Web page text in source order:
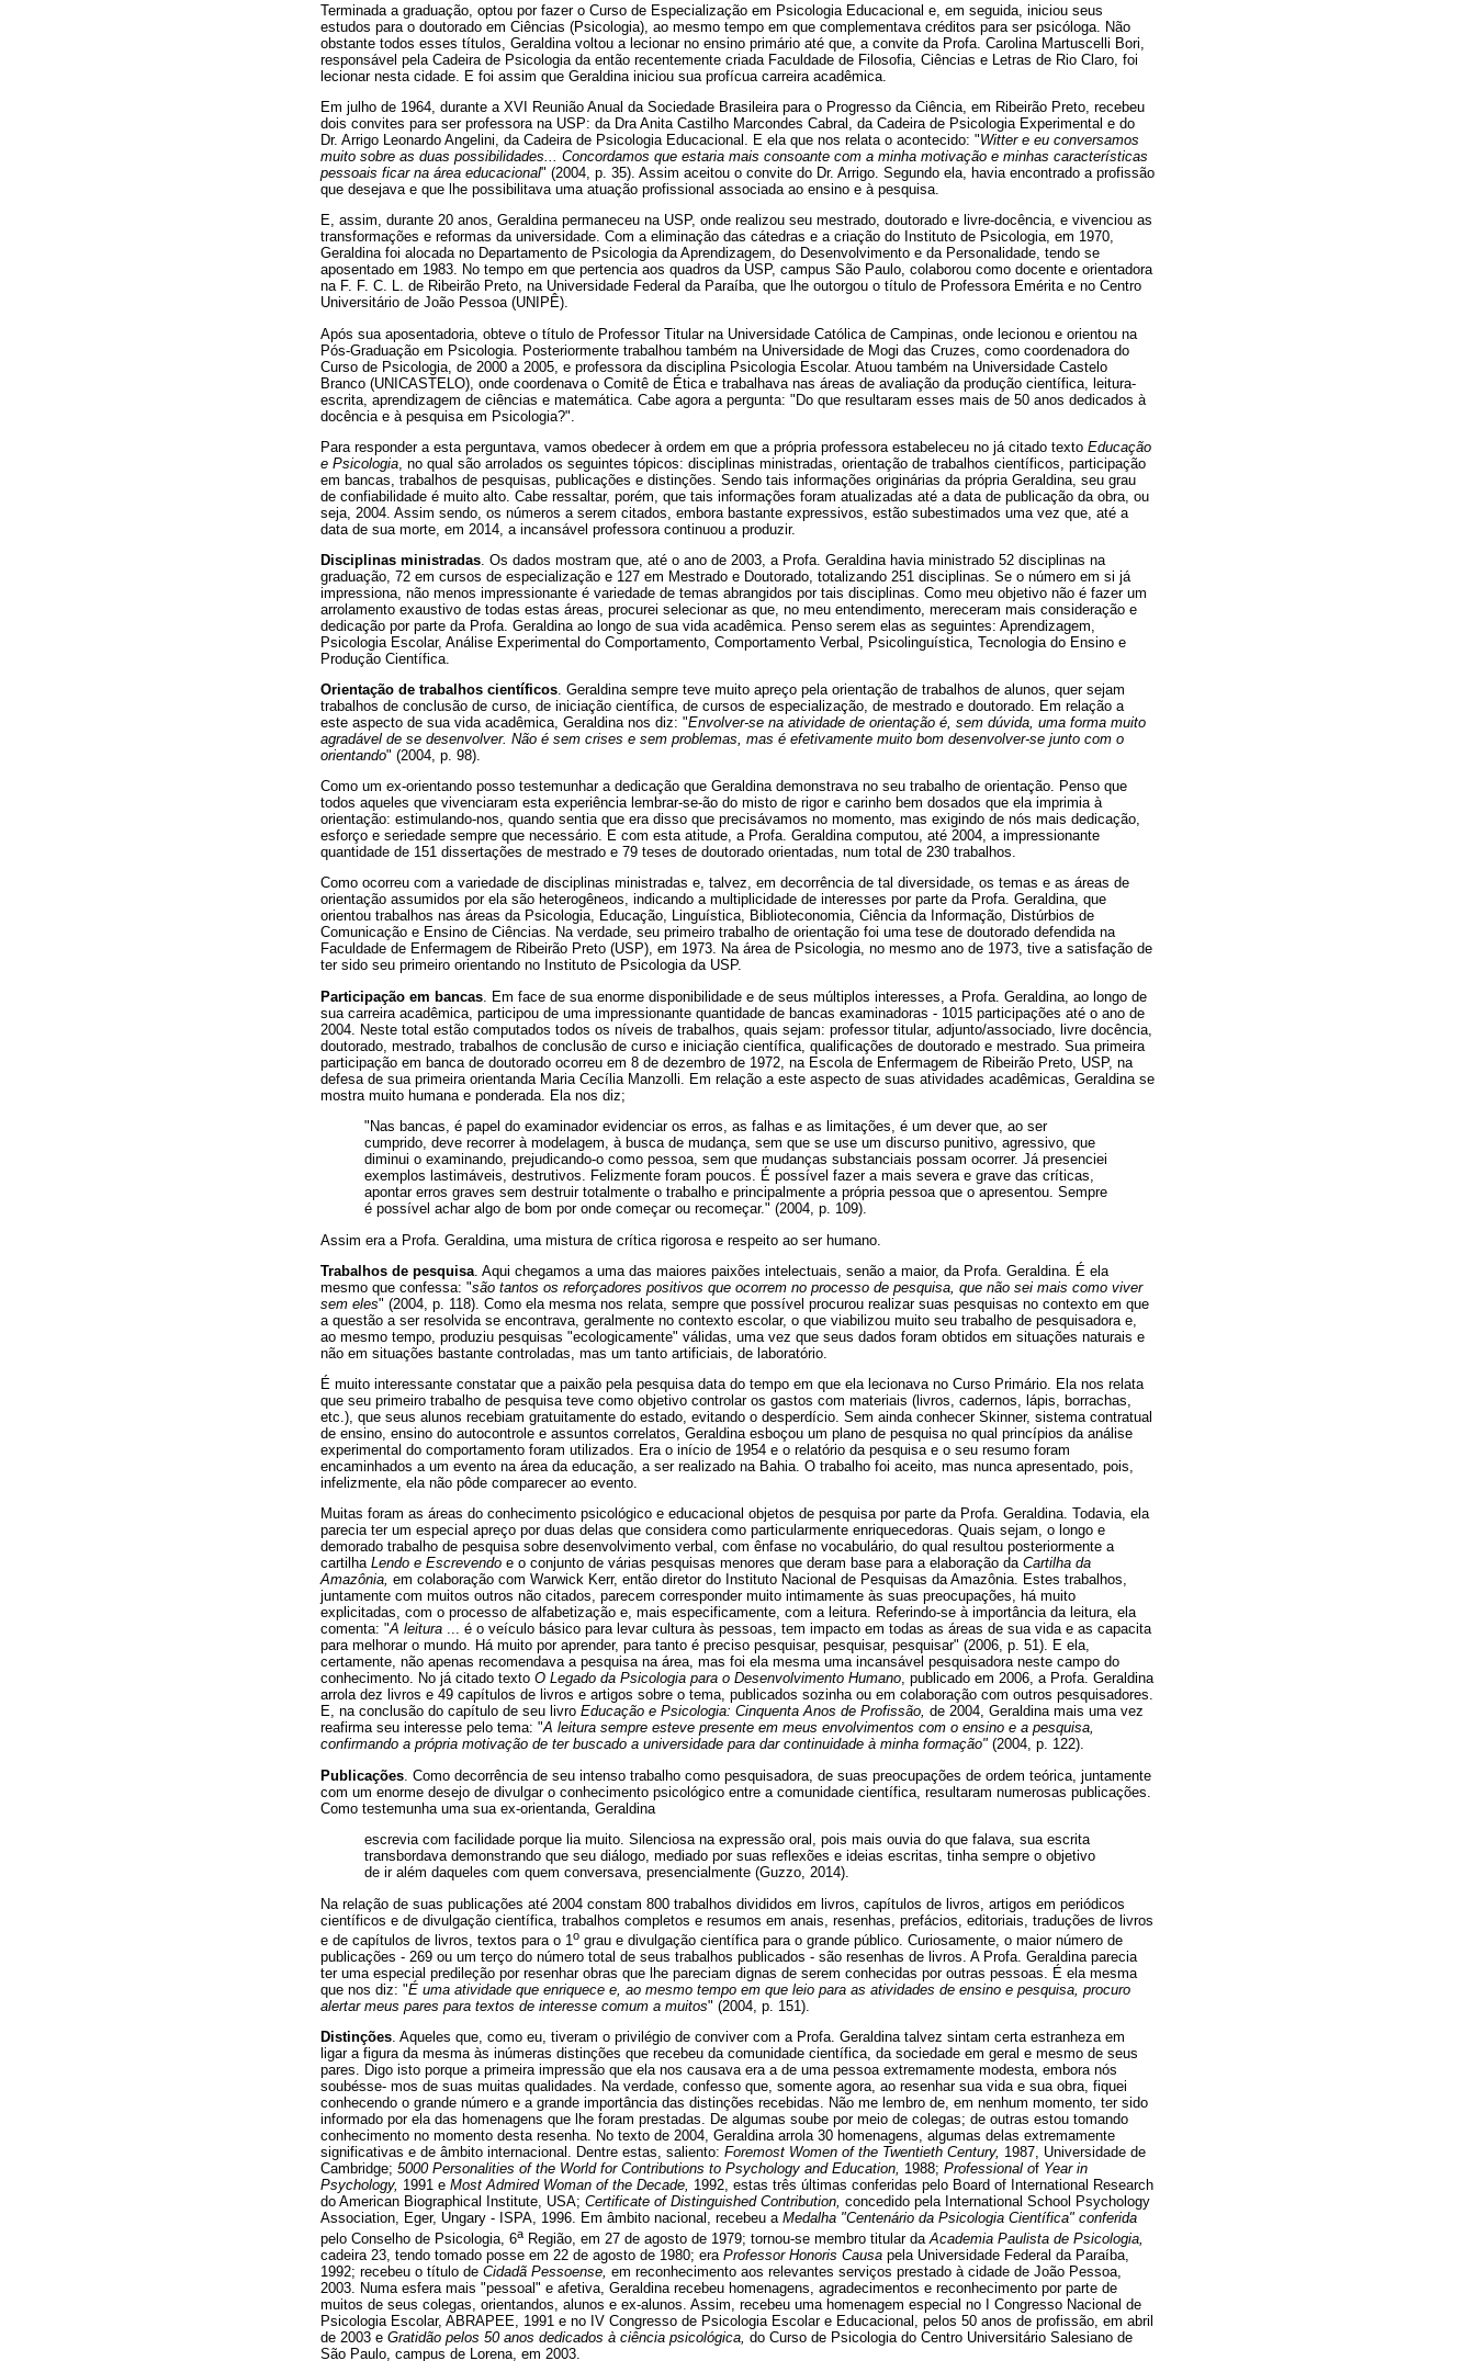
Terminada a graduação, optou por fazer o Curso de Especialização em Psicologia Educacional e, em seguida, iniciou seus
estudos para o doutorado em Ciências (Psicologia), ao mesmo tempo em que complementava créditos para ser psicóloga. Não
obstante todos esses títulos, Geraldina voltou a lecionar no ensino primário até que, a convite da Profa. Carolina Martuscelli Bori,
responsável pela Cadeira de Psicologia da então recentemente criada Faculdade de Filosofia, Ciências e Letras de Rio Claro, foi
lecionar nesta cidade. E foi assim que Geraldina iniciou sua profícua carreira acadêmica.
Em julho de 1964, durante a XVI Reunião Anual da Sociedade Brasileira para o Progresso da Ciência, em Ribeirão Preto, recebeu
dois convites para ser professora na USP: da Dra Anita Castilho Marcondes Cabral, da Cadeira de Psicologia Experimental e do
Dr. Arrigo Leonardo Angelini, da Cadeira de Psicologia Educacional. E ela que nos relata o acontecido: "Witter e eu conversamos
muito sobre as duas possibilidades... Concordamos que estaria mais consoante com a minha motivação e minhas características
pessoais ficar na área educacional" (2004, p. 35). Assim aceitou o convite do Dr. Arrigo. Segundo ela, havia encontrado a profissão
que desejava e que lhe possibilitava uma atuação profissional associada ao ensino e à pesquisa.
E, assim, durante 20 anos, Geraldina permaneceu na USP, onde realizou seu mestrado, doutorado e livre-docência, e vivenciou as
transformações e reformas da universidade. Com a eliminação das cátedras e a criação do Instituto de Psicologia, em 1970,
Geraldina foi alocada no Departamento de Psicologia da Aprendizagem, do Desenvolvimento e da Personalidade, tendo se
aposentado em 1983. No tempo em que pertencia aos quadros da USP, campus São Paulo, colaborou como docente e orientadora
na F. F. C. L. de Ribeirão Preto, na Universidade Federal da Paraíba, que lhe outorgou o título de Professora Emérita e no Centro
Universitário de João Pessoa (UNIPÊ).
Após sua aposentadoria, obteve o título de Professor Titular na Universidade Católica de Campinas, onde lecionou e orientou na
Pós-Graduação em Psicologia. Posteriormente trabalhou também na Universidade de Mogi das Cruzes, como coordenadora do
Curso de Psicologia, de 2000 a 2005, e professora da disciplina Psicologia Escolar. Atuou também na Universidade Castelo
Branco (UNICASTELO), onde coordenava o Comitê de Ética e trabalhava nas áreas de avaliação da produção científica, leitura-
escrita, aprendizagem de ciências e matemática. Cabe agora a pergunta: "Do que resultaram esses mais de 50 anos dedicados à
docência e à pesquisa em Psicologia?".
Para responder a esta perguntava, vamos obedecer à ordem em que a própria professora estabeleceu no já citado texto Educação
e Psicologia , no qual são arrolados os seguintes tópicos: disciplinas ministradas, orientação de trabalhos científicos, participação
em bancas, trabalhos de pesquisas, publicações e distinções. Sendo tais informações originárias da própria Geraldina, seu grau
de confiabilidade é muito alto. Cabe ressaltar, porém, que tais informações foram atualizadas até a data de publicação da obra, ou
seja, 2004. Assim sendo, os números a serem citados, embora bastante expressivos, estão subestimados uma vez que, até a
data de sua morte, em 2014, a incansável professora continuou a produzir.
Disciplinas ministradas . Os dados mostram que, até o ano de 2003, a Profa. Geraldina havia ministrado 52 disciplinas na
graduação, 72 em cursos de especialização e 127 em Mestrado e Doutorado, totalizando 251 disciplinas. Se o número em si já
impressiona, não menos impressionante é variedade de temas abrangidos por tais disciplinas. Como meu objetivo não é fazer um
arrolamento exaustivo de todas estas áreas, procurei selecionar as que, no meu entendimento, mereceram mais consideração e
dedicação por parte da Profa. Geraldina ao longo de sua vida acadêmica. Penso serem elas as seguintes: Aprendizagem,
Psicologia Escolar, Análise Experimental do Comportamento, Comportamento Verbal, Psicolinguística, Tecnologia do Ensino e
Produção Científica.
Orientação de trabalhos científicos. Geraldina sempre teve muito apreço pela orientação de trabalhos de alunos, quer sejam
trabalhos de conclusão de curso, de iniciação científica, de cursos de especialização, de mestrado e doutorado. Em relação a
este aspecto de sua vida acadêmica, Geraldina nos diz: "Envolver-se na atividade de orientação é, sem dúvida, uma forma muito
agradável de se desenvolver. Não é sem crises e sem problemas, mas é efetivamente muito bom desenvolver-se junto com o
orientando" (2004, p. 98).
Como um ex-orientando posso testemunhar a dedicação que Geraldina demonstrava no seu trabalho de orientação. Penso que
todos aqueles que vivenciaram esta experiência lembrar-se-ão do misto de rigor e carinho bem dosados que ela imprimia à
orientação: estimulando-nos, quando sentia que era disso que precisávamos no momento, mas exigindo de nós mais dedicação,
esforço e seriedade sempre que necessário. E com esta atitude, a Profa. Geraldina computou, até 2004, a impressionante
quantidade de 151 dissertações de mestrado e 79 teses de doutorado orientadas, num total de 230 trabalhos.
Como ocorreu com a variedade de disciplinas ministradas e, talvez, em decorrência de tal diversidade, os temas e as áreas de
orientação assumidos por ela são heterogêneos, indicando a multiplicidade de interesses por parte da Profa. Geraldina, que
orientou trabalhos nas áreas da Psicologia, Educação, Linguística, Biblioteconomia, Ciência da Informação, Distúrbios de
Comunicação e Ensino de Ciências. Na verdade, seu primeiro trabalho de orientação foi uma tese de doutorado defendida na
Faculdade de Enfermagem de Ribeirão Preto (USP), em 1973. Na área de Psicologia, no mesmo ano de 1973, tive a satisfação de
ter sido seu primeiro orientando no Instituto de Psicologia da USP.
Participação em bancas . Em face de sua enorme disponibilidade e de seus múltiplos interesses, a Profa. Geraldina, ao longo de
sua carreira acadêmica, participou de uma impressionante quantidade de bancas examinadoras - 1015 participações até o ano de
2004. Neste total estão computados todos os níveis de trabalhos, quais sejam: professor titular, adjunto/associado, livre docência,
doutorado, mestrado, trabalhos de conclusão de curso e iniciação científica, qualificações de doutorado e mestrado. Sua primeira
participação em banca de doutorado ocorreu em 8 de dezembro de 1972, na Escola de Enfermagem de Ribeirão Preto, USP, na
defesa de sua primeira orientanda Maria Cecília Manzolli. Em relação a este aspecto de suas atividades acadêmicas, Geraldina se
mostra muito humana e ponderada. Ela nos diz;
"Nas bancas, é papel do examinador evidenciar os erros, as falhas e as limitações, é um dever que, ao ser
cumprido, deve recorrer à modelagem, à busca de mudança, sem que se use um discurso punitivo, agressivo, que
diminui o examinando, prejudicando-o como pessoa, sem que mudanças substanciais possam ocorrer. Já presenciei
exemplos lastimáveis, destrutivos. Felizmente foram poucos. É possível fazer a mais severa e grave das críticas,
apontar erros graves sem destruir totalmente o trabalho e principalmente a própria pessoa que o apresentou. Sempre
é possível achar algo de bom por onde começar ou recomeçar." (2004, p. 109).
Assim era a Profa. Geraldina, uma mistura de crítica rigorosa e respeito ao ser humano.
Trabalhos de pesquisa. Aqui chegamos a uma das maiores paixões intelectuais, senão a maior, da Profa. Geraldina. É ela
mesmo que confessa: "são tantos os reforçadores positivos que ocorrem no processo de pesquisa, que não sei mais como viver
sem eles" (2004, p. 118). Como ela mesma nos relata, sempre que possível procurou realizar suas pesquisas no contexto em que
a questão a ser resolvida se encontrava, geralmente no contexto escolar, o que viabilizou muito seu trabalho de pesquisadora e,
ao mesmo tempo, produziu pesquisas "ecologicamente" válidas, uma vez que seus dados foram obtidos em situações naturais e
não em situações bastante controladas, mas um tanto artificiais, de laboratório.
É muito interessante constatar que a paixão pela pesquisa data do tempo em que ela lecionava no Curso Primário. Ela nos relata
que seu primeiro trabalho de pesquisa teve como objetivo controlar os gastos com materiais (livros, cadernos, lápis, borrachas,
etc.), que seus alunos recebiam gratuitamente do estado, evitando o desperdício. Sem ainda conhecer Skinner, sistema contratual
de ensino, ensino do autocontrole e assuntos correlatos, Geraldina esboçou um plano de pesquisa no qual princípios da análise
experimental do comportamento foram utilizados. Era o início de 1954 e o relatório da pesquisa e o seu resumo foram
encaminhados a um evento na área da educação, a ser realizado na Bahia. O trabalho foi aceito, mas nunca apresentado, pois,
infelizmente, ela não pôde comparecer ao evento.
Muitas foram as áreas do conhecimento psicológico e educacional objetos de pesquisa por parte da Profa. Geraldina. Todavia, ela
parecia ter um especial apreço por duas delas que considera como particularmente enriquecedoras. Quais sejam, o longo e
demorado trabalho de pesquisa sobre desenvolvimento verbal, com ênfase no vocabulário, do qual resultou posteriormente a
cartilha Lendo e Escrevendo e o conjunto de várias pesquisas menores que deram base para a elaboração da Cartilha da
Amazônia, em colaboração com Warwick Kerr, então diretor do Instituto Nacional de Pesquisas da Amazônia. Estes trabalhos,
juntamente com muitos outros não citados, parecem corresponder muito intimamente às suas preocupações, há muito
explicitadas, com o processo de alfabetização e, mais especificamente, com a leitura. Referindo-se à importância da leitura, ela
comenta: "A leitura ... é o veículo básico para levar cultura às pessoas, tem impacto em todas as áreas de sua vida e as capacita
para melhorar o mundo. Há muito por aprender, para tanto é preciso pesquisar, pesquisar, pesquisar" (2006, p. 51). E ela,
certamente, não apenas recomendava a pesquisa na área, mas foi ela mesma uma incansável pesquisadora neste campo do
conhecimento. No já citado texto O Legado da Psicologia para o Desenvolvimento Humano, publicado em 2006, a Profa. Geraldina
arrola dez livros e 49 capítulos de livros e artigos sobre o tema, publicados sozinha ou em colaboração com outros pesquisadores.
E, na conclusão do capítulo de seu livro Educação e Psicologia: Cinquenta Anos de Profissão, de 2004, Geraldina mais uma vez
reafirma seu interesse pelo tema: "A leitura sempre esteve presente em meus envolvimentos com o ensino e a pesquisa,
confirmando a própria motivação de ter buscado a universidade para dar continuidade à minha formação" (2004, p. 122).
Publicações . Como decorrência de seu intenso trabalho como pesquisadora, de suas preocupações de ordem teórica, juntamente
com um enorme desejo de divulgar o conhecimento psicológico entre a comunidade científica, resultaram numerosas publicações.
Como testemunha uma sua ex-orientanda, Geraldina
escrevia com facilidade porque lia muito. Silenciosa na expressão oral, pois mais ouvia do que falava, sua escrita
transbordava demonstrando que seu diálogo, mediado por suas reflexões e ideias escritas, tinha sempre o objetivo
de ir além daqueles com quem conversava, presencialmente (Guzzo, 2014).
Na relação de suas publicações até 2004 constam 800 trabalhos divididos em livros, capítulos de livros, artigos em periódicos
científicos e de divulgação científica, trabalhos completos e resumos em anais, resenhas, prefácios, editoriais, traduções de livros
e de capítulos de livros, textos para o 1o grau e divulgação científica para o grande público. Curiosamente, o maior número de
publicações - 269 ou um terço do número total de seus trabalhos publicados - são resenhas de livros. A Profa. Geraldina parecia
ter uma especial predileção por resenhar obras que lhe pareciam dignas de serem conhecidas por outras pessoas. É ela mesma
que nos diz: "É uma atividade que enriquece e, ao mesmo tempo em que leio para as atividades de ensino e pesquisa, procuro
alertar meus pares para textos de interesse comum a muitos" (2004, p. 151).
Distinções. Aqueles que, como eu, tiveram o privilégio de conviver com a Profa. Geraldina talvez sintam certa estranheza em
ligar a figura da mesma às inúmeras distinções que recebeu da comunidade científica, da sociedade em geral e mesmo de seus
pares. Digo isto porque a primeira impressão que ela nos causava era a de uma pessoa extremamente modesta, embora nós
soubésse- mos de suas muitas qualidades. Na verdade, confesso que, somente agora, ao resenhar sua vida e sua obra, fiquei
conhecendo o grande número e a grande importância das distinções recebidas. Não me lembro de, em nenhum momento, ter sido
informado por ela das homenagens que lhe foram prestadas. De algumas soube por meio de colegas; de outras estou tomando
conhecimento no momento desta resenha. No texto de 2004, Geraldina arrola 30 homenagens, algumas delas extremamente
significativas e de âmbito internacional. Dentre estas, saliento: Foremost Women of the Twentieth Century, 1987, Universidade de
Cambridge; 5000 Personalities of the World for Contributions to Psychology and Education, 1988; Professional of Year in
Psychology, 1991 e Most Admired Woman of the Decade, 1992, estas três últimas conferidas pelo Board of International Research
do American Biographical Institute, USA; Certificate of Distinguished Contribution, concedido pela International School Psychology
Association, Eger, Ungary - ISPA, 1996. Em âmbito nacional, recebeu a Medalha "Centenário da Psicologia Científica" conferida
pelo Conselho de Psicologia, 6a Região, em 27 de agosto de 1979; tornou-se membro titular da Academia Paulista de Psicologia,
cadeira 23, tendo tomado posse em 22 de agosto de 1980; era Professor Honoris Causa pela Universidade Federal da Paraíba,
1992; recebeu o título de Cidadã Pessoense, em reconhecimento aos relevantes serviços prestado à cidade de João Pessoa,
2003. Numa esfera mais "pessoal" e afetiva, Geraldina recebeu homenagens, agradecimentos e reconhecimento por parte de
muitos de seus colegas, orientandos, alunos e ex-alunos. Assim, recebeu uma homenagem especial no I Congresso Nacional de
Psicologia Escolar, ABRAPEE, 1991 e no IV Congresso de Psicologia Escolar e Educacional, pelos 50 anos de profissão, em abril
de 2003 e Gratidão pelos 50 anos dedicados à ciência psicológica, do Curso de Psicologia do Centro Universitário Salesiano de
São Paulo, campus de Lorena, em 2003.